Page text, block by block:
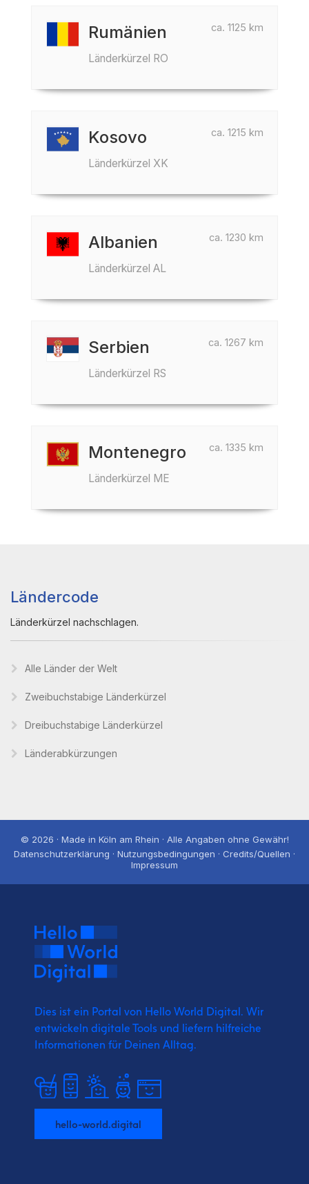
ca. 1125 km
Rumänien
Länderkürzel RO
ca. 1215 km
Kosovo
Länderkürzel XK
ca. 1230 km
Albanien
Länderkürzel AL
ca. 1267 km
Serbien
Länderkürzel RS
ca. 1335 km
Montenegro
Länderkürzel ME
Ländercode
Länderkürzel nachschlagen.
Alle Länder der Welt
Zweibuchstabige Länderkürzel
Dreibuchstabige Länderkürzel
Länderabkürzungen
© 2026 · Made in Köln am Rhein · Alle Angaben ohne Gewähr!
Datenschutzerklärung · Nutzungsbedingungen · Credits/Quellen ·
Impressum
Dies ist ein Portal von Hello World Digital. Wir
entwickeln digitale Tools und liefern hilfreiche
Informationen für Deinen Alltag.
hello-world.digital